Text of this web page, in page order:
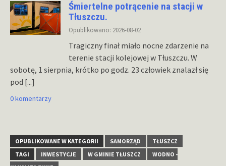
Śmiertelne potrącenie na stacji w
Tłuszczu.
Opublikowano: 2026-08-02
Tragiczny finał miało nocne zdarzenie na
terenie stacji kolejowej w Tłuszczu. W
sobotę, 1 sierpnia, krótko po godz. 23 człowiek znalazł się
pod [...]
0 komentarzy
OPUBLIKOWANE W KATEGORII SAMORZĄD
TŁUSZCZ
TAGI
INWESTYCJE W GMINIE TŁUSZCZ
WODNO -